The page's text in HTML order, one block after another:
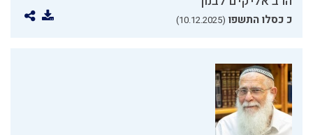
כ כסלו התשפו (10.12.2025)